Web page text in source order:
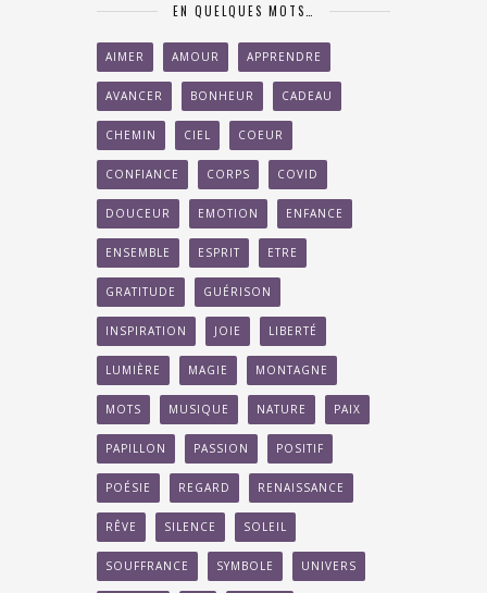
EN QUELQUES MOTS…
AIMER AMOUR APPRENDRE
AVANCER BONHEUR CADEAU
CHEMIN CIEL COEUR
CONFIANCE CORPS COVID
DOUCEUR EMOTION ENFANCE
ENSEMBLE ESPRIT ETRE
GRATITUDE GUÉRISON
INSPIRATION JOIE LIBERTÉ
LUMIÈRE MAGIE MONTAGNE
MOTS MUSIQUE NATURE PAIX
PAPILLON PASSION POSITIF
POÉSIE REGARD RENAISSANCE
RÊVE SILENCE SOLEIL
SOUFFRANCE SYMBOLE UNIVERS